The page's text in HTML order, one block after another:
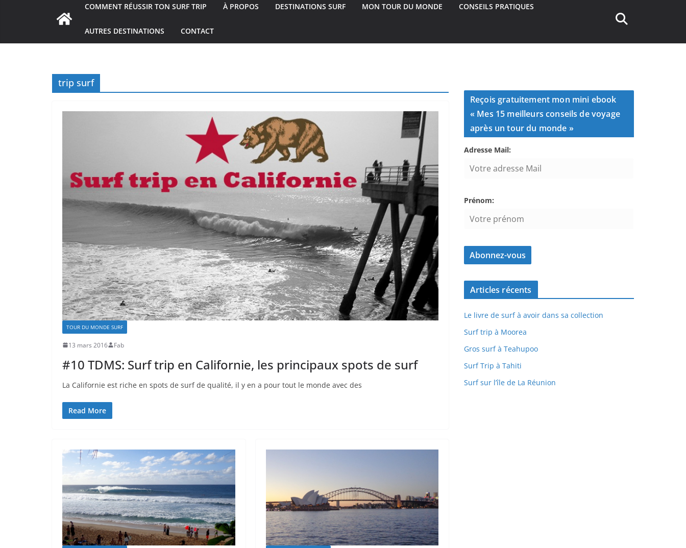
COMMENT RÉUSSIR TON SURF TRIP À PROPOS DESTINATIONS SURF MON TOUR DU MONDE CONSEILS PRATIQUES
AUTRES DESTINATIONS CONTACT
trip surf
TOUR DU MONDE SURF
13 mars 2016 Fab
#10 TDMS: Surf trip en Californie, les principaux spots de surf
La Californie est riche en spots de surf de qualité, il y en a pour tout le monde avec des
Read More
Reçois gratuitement mon mini ebook
« Mes 15 meilleurs conseils de voyage
après un tour du monde »
Adresse Mail:
Prénom:
Articles récents
Le livre de surf à avoir dans sa collection
Surf trip à Moorea
Gros surf à Teahupoo
Surf Trip à Tahiti
Surf sur l’île de La Réunion